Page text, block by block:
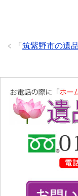
「 筑紫野市の遺